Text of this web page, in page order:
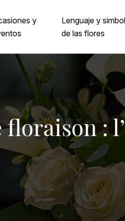
y
Lenguaje y
de las flores
floraison :